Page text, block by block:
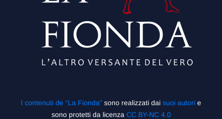
I contenuti de “La Fionda” sono realizzati dai suoi autori e
sono protetti da licenza CC BY-NC 4.0